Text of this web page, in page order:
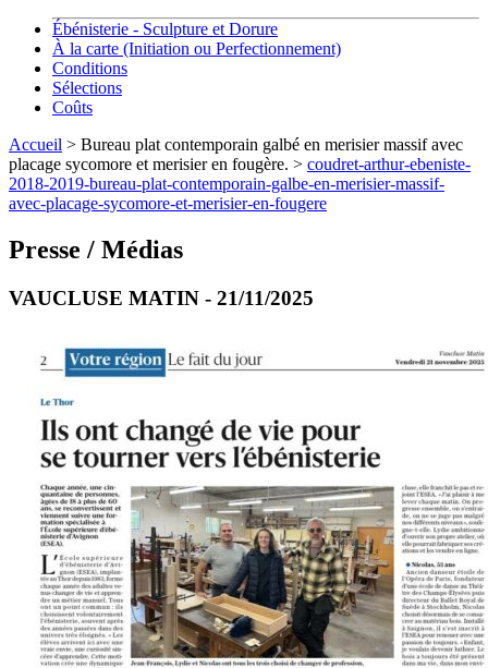
Ébénisterie - Sculpture et Dorure
À la carte (Initiation ou Perfectionnement)
Conditions
Sélections
Coûts
Accueil > Bureau plat contemporain galbé en merisier massif avec
placage sycomore et merisier en fougère. > coudret-arthur-ebeniste-
2018-2019-bureau-plat-contemporain-galbe-en-merisier-massif-
avec-placage-sycomore-et-merisier-en-fougere
Presse / Médias
VAUCLUSE MATIN - 21/11/2025